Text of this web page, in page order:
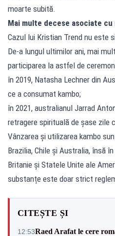
moarte subită.
Mai multe decese asociate
Cazul lui Kristian Trend nu este
De-a lungul ultimilor ani, mai
participarea la astfel de
în 2019, Natasha Lechner din
ce a consumat kambo;
în 2021, australianul Jarrad
retragere spirituală de șase zile
Vânzarea și utilizarea kambo
Brazilia, Chile și Australia, însă
Britanie și Statele Unite ale
substanțe este doar strict
CITEȘTE ȘI
12:53Raed Arafat le cere